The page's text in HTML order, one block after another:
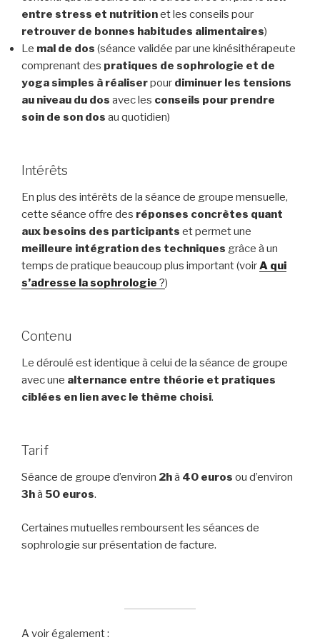
entre stress et nutritionet les conseils pour
retrouver de bonnes habitudes alimentaires)
Le mal de dos (séance validée par une kinésithérapeute
comprenant des pratiques de sophrologie et de
yoga simples à réaliserpour diminuer les tensions
au niveau du dos avec les conseils pour prendre
soin de son dos au quotidien)
Intérêts
En plus des intérêts de la séance de groupe mensuelle,
cette séance offre des réponses concrètes quant
aux besoins des participants et permet une
meilleure intégration des techniques grâce à un
temps de pratique beaucoup plus important (voirA qui
s’adresse la sophrologie ?)
Contenu
Le déroulé est identique à celui de la séance de groupe
avec une alternance entre théorie et pratiques
ciblées en lien avec le thème choisi.
Tarif
Séance de groupe d’environ 2hà 40 euros ou d’environ
3hà 50 euros.
Certaines mutuelles remboursent les séances de
sophrologie sur présentation de facture.
A voir également :